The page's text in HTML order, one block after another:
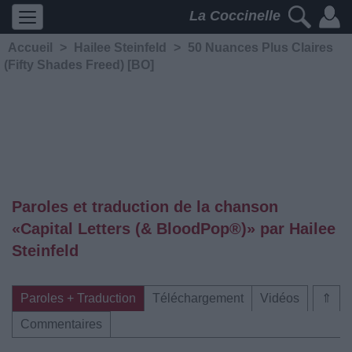
La Coccinelle
Accueil > Hailee Steinfeld >
50 Nuances Plus Claires
(Fifty Shades Freed) [BO]
Paroles et traduction de la chanson
«Capital Letters (& BloodPop®)» par Hailee
Steinfeld
⇑
Paroles + Traduction Téléchargement
Vidéos
Commentaires